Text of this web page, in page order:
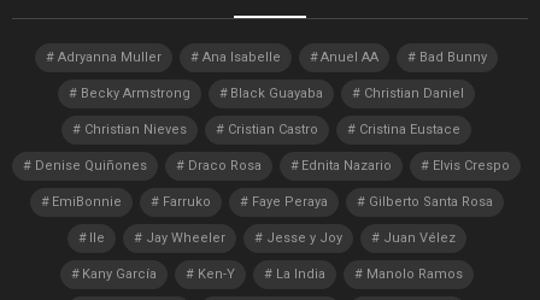
Adryanna Muller Ana Isabelle Anuel AA Bad Bunny
Becky Armstrong Black Guayaba Christian Daniel
Christian Nieves Cristian Castro Cristina Eustace
Denise Quiñones Draco Rosa Ednita Nazario Elvis Crespo
EmiBonnie Farruko Faye Peraya Gilberto Santa Rosa
Ile Jay Wheeler Jesse y Joy Juan Vélez
Kany García Ken-Y La India Manolo Ramos